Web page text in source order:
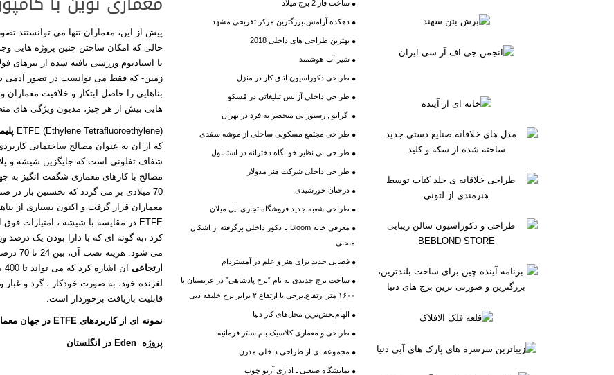
پیش از این، معماران تنها می توانستند
حالی که امکان ساختن چنین پروژه هایی
یا استادیوم ورزشی بافته شده از تیرهای
زمین- که فقط می توانست در تصور
بناهایی را حاصل ابتکار و خلاقیت
هایی بیش از هر چیز، مدیون ویژگی های
ETFE (Ethylene Tetrafluoroethylene)
که از آن به عنوان مصالح ساختمانی
شفاف تفلونی است که جایگزین شیشه و
مصالح با کارهای معماری شگفت انگیز به
70 میلادی بر می گردد که نخستین بار در صنایع هوا نوردی به کار رفت.
معماران قرار گرفت و اکنون بسیاری از
ETFE در مقایسه با شیشه ، امتیازات فوق
کرد ،به گونه ای که با دارا بودن یک
می شود. هزینه نصب آن، بین 24 تا 70 درصد صرفه اقتصادی دارد. از سایر ویژگی های آن می توان به
ارتجاعیآن اشاره کرد که می تواند تا 400 برابر وزن خود را تحمل کند. این مصالح به خاطر سطوح
لغزنده خود، به صورت خودکار ، گرد و
قابلیت بازیافت برخوردار است.
نمونه ای از کاربردهای ETFE در جهان
پروژه Eden در انگلستان
ساخت فاز 2 برج میلاد
دهکده آرامش،بزرگترین مرکز تفریحی مشهد
بهترین طراحی های داخلی 2018
شیر آب هوشمند
طراحی دکوراسیون اتاق کار در منزل
طراحی داخلی آژانس تبلیغاتی در مُسکو
گرانو ; رستورانی منحصر به فرد در تهران
طراحی مجتمع مسکونی ساحلی از موشه سفدی
طراحی بی نظیر خوابگاه دخترانه در استانبول
طراحی داخلی شرکت هنر مدولار
درختان خورشیدی
طراحی شعبه جدید فروشگاه تجاری اپل میلان
معرفی خانه Bloom با دکور داخلی برگرفته از اشکال
منحنی
فضایی جدید برای هنر و علم در آمستردام
ساخت برج جدیدی به نام “برج پادشاهی” در عربستان با
۱۶۰۰ متر ارتفاع.برجی با ارتفاع ۲ برابر برج خلیفه دبی
الهام‌بخش‌ترین محل‌های کار دنیا
طراحی و معماری کلاسیک بام سنتر فرمانیه
مجموعه ای از طراحی داخلی مدرن
نمایشگاه صنعتی ـ اداری آریو چوب